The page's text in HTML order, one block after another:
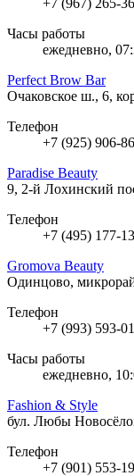
Часы работы
ежедневно,
Perfect Brow Bar
Очаковское ш., 6,
Телефон
+7 (925) 906-
Paradise Beauty
9, 2-й Лохинский
Телефон
+7 (495) 177-
Gromova Beauty
Одинцово,
Телефон
+7 (993) 593-
Часы работы
ежедневно,
Fashion & Style
бул. Любы
Телефон
+7 (901) 553-